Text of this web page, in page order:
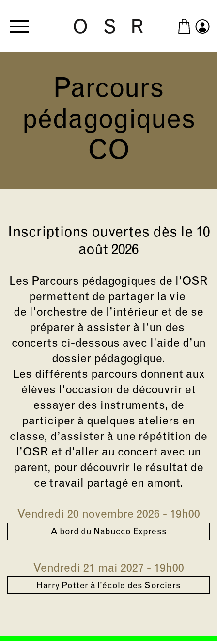
Parcours
pédagogiques
CO
Inscriptions ouvertes dès le 10
août 2026
Les Parcours pédagogiques de l'OSR
permettent de partager la vie
de l’orchestre de l’intérieur et de se
préparer à assister à l’un des
concerts ci-dessous avec l’aide d’un
dossier pédagogique.
Les différents parcours donnent aux
élèves l’occasion de découvrir et
essayer des instruments, de
participer à quelques ateliers en
classe, d’assister à une répétition de
l’OSR et d’aller au concert avec un
parent, pour découvrir le résultat de
ce travail partagé en amont.
Vendredi 20 novembre 2026 - 19h00
A bord du Nabucco Express
Vendredi 21 mai 2027 - 19h00
Harry Potter à l'école des Sorciers